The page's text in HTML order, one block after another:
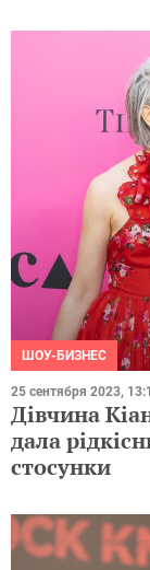
ШОУ-БИЗНЕС
25 сентября 2023,
Дівчина
дала
стосунки